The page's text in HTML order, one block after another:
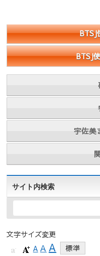
BTSJ
BTSJ
宇佐美
サイト内検索
文字サイズ変更
A A A 標準